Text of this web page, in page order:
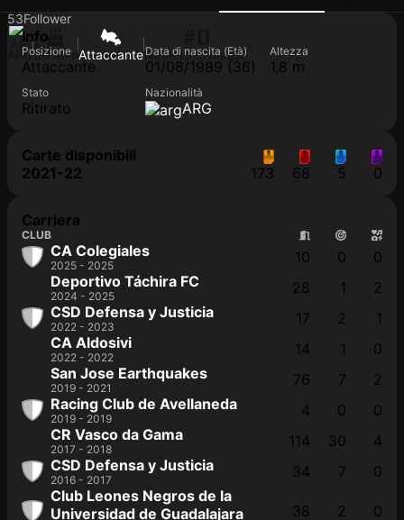
53Follower
ARG36 anni AttaccanteNumero di maglia
Info
Posizione
Attaccante
Data di nascita (Età)
01/08/1989 (36)
Altezza
1,8 m
Stato
Ritirato
Nazionalità
ARG
Carte disponibili
2021-22
173 68 5 0
Carriera
CLUB
CA Colegiales
2025 - 2025 10 0
0
Deportivo Táchira FC
2024 - 2025 28 1
2
CSD Defensa y Justicia
2022 - 2023 17 2
1
CA Aldosivi
2022 - 2022 14 1
0
San Jose Earthquakes
2019 - 2021 76 7
2
Racing Club de Avellaneda
2019 - 2019 4 0
0
CR Vasco da Gama
2017 - 2018 114 30
4
CSD Defensa y Justicia
2016 - 2017 34 7
0
Club Leones Negros de la
Universidad de Guadalajara
38 2
0